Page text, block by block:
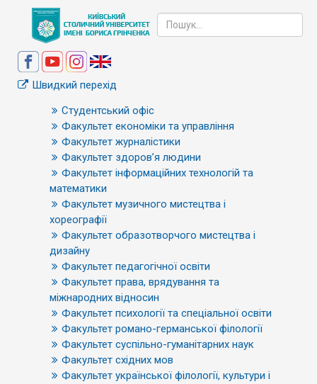
Швидкий перехід
Студентський офіс
Факультет економіки та управління
Факультет журналістики
Факультет здоров’я людини
Факультет інформаційних технологій та
математики
Факультет музичного мистецтва і
хореографії
Факультет образотворчого мистецтва і
дизайну
Факультет педагогічної освіти
Факультет права, врядування та
міжнародних відносин
Факультет психології та спеціальної освіти
Факультет романо-германської філології
Факультет суспільно-гуманітарних наук
Факультет східних мов
Факультет української філології, культури і